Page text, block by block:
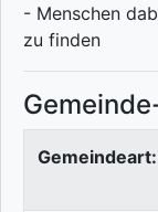
- Menschen
zu finden
Gemeindeart: